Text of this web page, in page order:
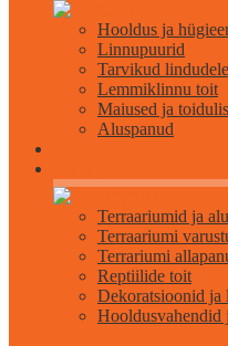
Hooldus ja
Linnupuurid
Tarvikud lindudele
Lemmiklinnu toit
Maiused ja
Aluspanud
Terraariumid ja
Terraariumi
Terrariumi
Reptiilide toit
Dekoratsioonid ja
Hooldusvahendid